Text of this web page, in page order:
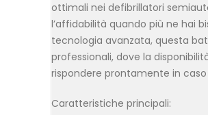
ottimali nei defibrillatori
l’affidabilità quando più ne hai
tecnologia avanzata, questa
professionali, dove la
rispondere prontamente in
Caratteristiche principali: